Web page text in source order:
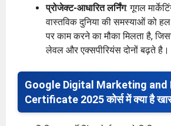
प्रोजेक्ट-आधारित लर्निंग: गूगल
वास्तविक दुनिया की समस्याओं को
पर काम करने का मौका मिलता है,
लेवल और एक्सपीरियंस दोनों बढ़ते है।
Google Digital Marketing and
Certificate 2025 कोर्स में क्या है